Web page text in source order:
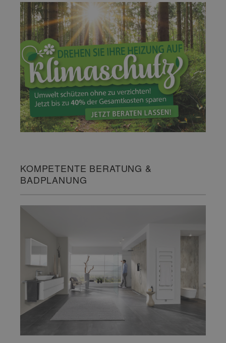
KOMPETENTE BERATUNG &
BADPLANUNG